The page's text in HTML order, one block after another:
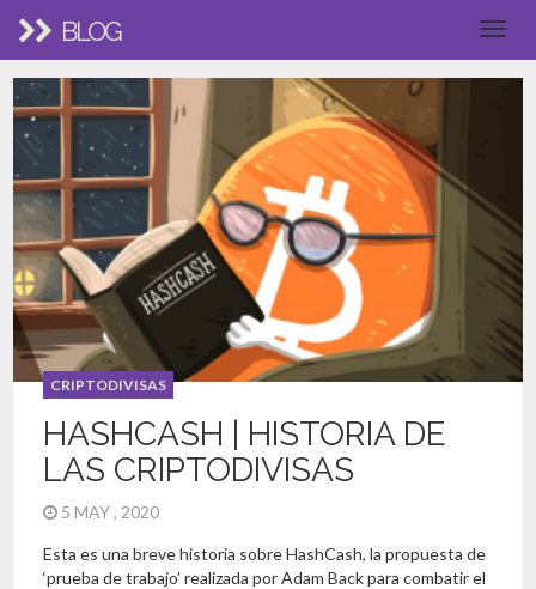
BLOG
CRIPTODIVISAS
HASHCASH | HISTORIA DE
LAS CRIPTODIVISAS
5 MAY , 2020
Esta es una breve historia sobre HashCash, la propuesta de
‘prueba de trabajo’ realizada por Adam Back para combatir el